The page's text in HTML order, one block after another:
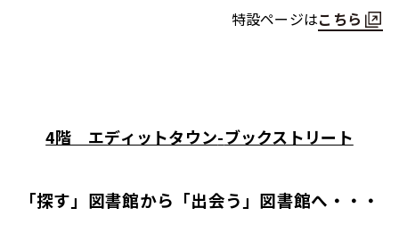
特設ページはこちら
4階 エディットタウン-ブックストリート
「探す」図書館から「出会う」図書館へ・・・